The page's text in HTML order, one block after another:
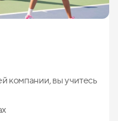
компании, вы учитесь